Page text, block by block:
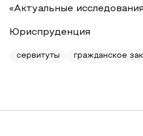
«Актуальные
Юриспруденция
сервитуты гражданское